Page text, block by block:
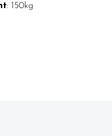
: 150kg